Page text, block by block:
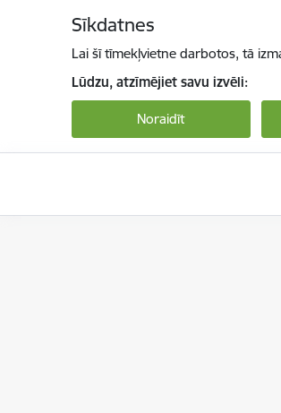
Sīkdatnes
Lai šī tīmekļvietne darbotos, tā
Lūdzu, atzīmējiet savu izvēli:
Noraidīt